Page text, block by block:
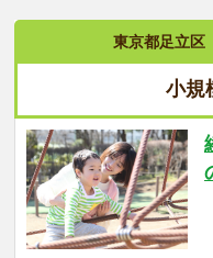
東京都足立区
小規